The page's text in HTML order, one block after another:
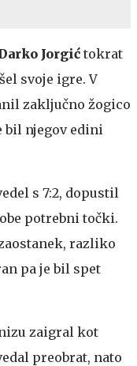
Jorgićtokrat
svoje igre. V
zaključno žogico
bil njegov edini
s 7:2, dopustil
potrebni točki.
razliko
pa je bil spet
zaigral kot
preobrat, nato